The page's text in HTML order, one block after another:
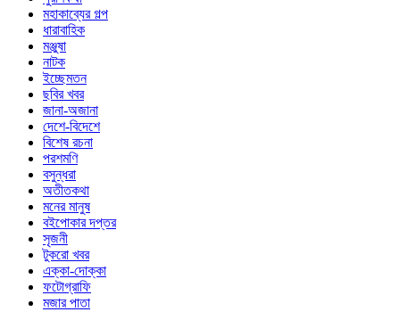
মহাকাব্যের গল্প
ধারাবাহিক
মঞ্জুষা
নাটক
ইচ্ছেমতন
ছবির খবর
জানা-অজানা
দেশে-বিদেশে
বিশেষ রচনা
পরশমণি
বসুন্ধরা
অতীতকথা
মনের মানুষ
বইপোকার দপ্তর
সৃজনী
টুকরো খবর
এক্কা-দোক্কা
ফটোগ্রাফি
মজার পাতা